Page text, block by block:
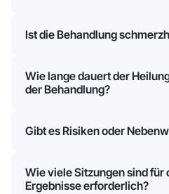
Ist die Behandlung
Wie lange dauert der
der Behandlung?
Gibt es Risiken oder
Wie viele Sitzungen sind für
Ergebnisse erforderlich?